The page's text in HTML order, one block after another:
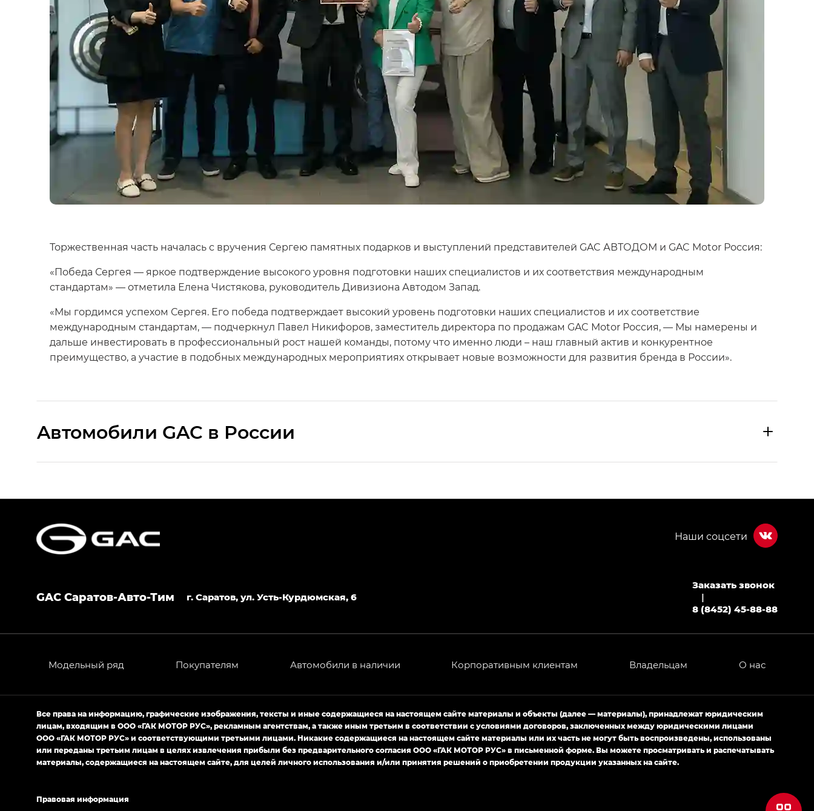
Торжественная часть началась с вручения Сергею памятных подарков и выступлений представителей GAC АВТОДОМ и GAC Motor Россия:
«Победа Сергея — яркое подтверждение высокого уровня подготовки наших специалистов и их соответствия международным
стандартам» — отметила Елена Чистякова, руководитель Дивизиона Автодом Запад.
«Мы гордимся успехом Сергея. Его победа подтверждает высокий уровень подготовки наших специалистов и их соответствие
международным стандартам, — подчеркнул Павел Никифоров, заместитель директора по продажам GAC Motor Россия, — Мы намерены и
дальше инвестировать в профессиональный рост нашей команды, потому что именно люди – наш главный актив и конкурентное
преимущество, а участие в подобных международных мероприятиях открывает новые возможности для развития бренда в России».
Aвтомобили GAC в России
HYPTEC HT — Хайптек Эйч Ти (HYPTEC HT) в комплектации Экс ПРЕМИУМ — EX PREMIUM
GS8 — Джи Эс 8 (GS8) в комплектациях Джи Эс 8 ТРЭВЕЛЛЕР — GS8 TRAVELLER, Джи Икс ПРЕМИУМ — GX PREMIUM, Джи Эти — GT, Джи Эль —
Empow — Эмпау (Empow) в комплектации Джи Эс — GS, Джи Эль с элементы экстерьера в спортивном стиле — GL
GAC Саратов-Авто-Тим г. Саратов, ул. Усть-Курдюмская, 6
Заказать звонок
|
8 (8452) 45-88-88
Модельный ряд Покупателям Автомобили в наличии Корпоративным клиентам Владельцам О нас
Все права на информацию, графические изображения, тексты и иные содержащиеся на настоящем сайте материалы и объекты (далее — материалы), принадлежат юридическим
лицам, входящим в ООО «ГАК МОТОР РУС», рекламным агентствам, а также иным третьим в соответствии с условиями договоров, заключенных между юридическими лицами
ООО «ГАК МОТОР РУС» и соответствующими третьими лицами. Никакие содержащиеся на настоящем сайте материалы или их часть не могут быть воспроизведены, использованы
или переданы третьим лицам в целях извлечения прибыли без предварительного согласия ООО «ГАК МОТОР РУС» в письменной форме. Вы можете просматривать и распечатывать
материалы, содержащиеся на настоящем сайте, для целей личного использования и/или принятия решений о приобретении продукции указанных на сайте.
Правовая информация